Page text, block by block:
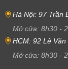
Hà Nội: 97 Trần
Mở cửa: 8h30 -
HCM: 92 Lê Văn
Mở cửa: 8h30 -